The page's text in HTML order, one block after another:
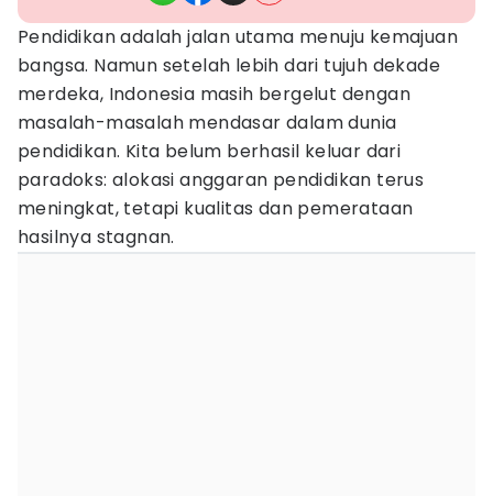
Pendidikan adalah jalan utama menuju kemajuan
bangsa. Namun setelah lebih dari tujuh dekade
merdeka, Indonesia masih bergelut dengan
masalah-masalah mendasar dalam dunia
pendidikan. Kita belum berhasil keluar dari
paradoks: alokasi anggaran pendidikan terus
meningkat, tetapi kualitas dan pemerataan
hasilnya stagnan.